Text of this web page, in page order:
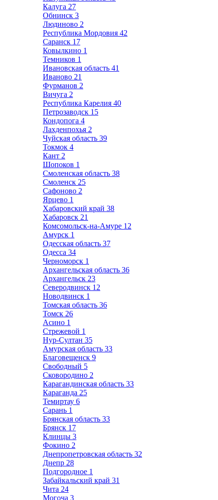
Калуга 27
Обнинск 3
Людиново 2
Республика Мордовия 42
Саранск 17
Ковылкино 1
Темников 1
Ивановская область 41
Иваново 21
Фурманов 2
Вичуга 2
Республика Карелия 40
Петрозаводск 15
Кондопога 4
Лахденпохья 2
Чуйская область 39
Токмок 4
Кант 2
Шопоков 1
Смоленская область 38
Смоленск 25
Сафоново 2
Ярцево 1
Хабаровский край 38
Хабаровск 21
Комсомольск-на-Амуре 12
Амурск 1
Одесская область 37
Одесса 34
Черноморск 1
Архангельская область 36
Архангельск 23
Северодвинск 12
Новодвинск 1
Томская область 36
Томск 26
Асино 1
Стрежевой 1
Нур-Султан 35
Амурская область 33
Благовещенск 9
Свободный 5
Сковородино 2
Карагандинская область 33
Караганда 25
Темиртау 6
Сарань 1
Брянская область 33
Брянск 17
Клинцы 3
Фокино 2
Днепропетровская область 32
Днепр 28
Подгородное 1
Забайкальский край 31
Чита 24
Могоча 3